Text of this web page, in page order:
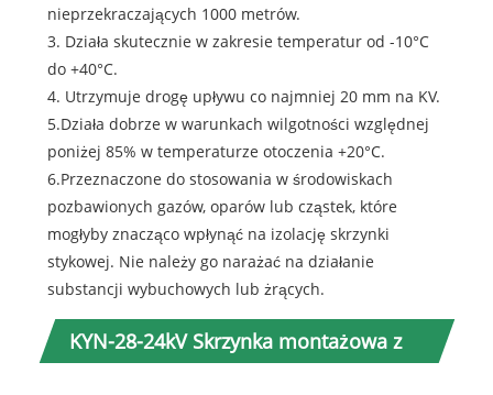
nieprzekraczających 1000 metrów.
3. Działa skutecznie w zakresie temperatur od -10°C
do +40°C.
4. Utrzymuje drogę upływu co najmniej 20 mm na KV.
5.Działa dobrze w warunkach wilgotności względnej
poniżej 85% w temperaturze otoczenia +20°C.
6.Przeznaczone do stosowania w środowiskach
pozbawionych gazów, oparów lub cząstek, które
mogłyby znacząco wpłynąć na izolację skrzynki
stykowej. Nie należy go narażać na działanie
substancji wybuchowych lub żrących.
KYN-28-24kV Skrzynka montażowa z